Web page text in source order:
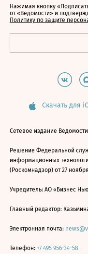
Нажимая кнопку
от «Ведомости» и
Политику по защите
Скачать для
Сетевое издание
Решение Федеральной
информационных
(Роскомнадзор) от 27
Учредитель: АО «Бизнес
Главный редактор:
Электронная почта:
Телефон: +7 495 956-34-58